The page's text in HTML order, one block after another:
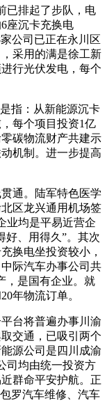
排起了步队，电
座沉卡充换电
公司已正在永川区
采用的满是徐工新
行光伏发电，每个
指：从新能源沉卡
每个项目投资1亿
碳物流财产共建示
机制。进一步提高
通。陆军特色医学
区龙兴通用机场签
业均是平易近营企
好、用得久”。其次
换电坐投资较小，
际汽车办事公司共
，是国有企业。就
年物流订单。
台将普遍办事川渝
交通，已吸引两个
源公司是四川成渝
司均由统一投资方
群命平安护航。正
罗汽车维修、汽车